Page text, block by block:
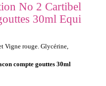
No 2 Cartibel
30ml Equi
Vigne rouge. Glycérine,
compte gouttes 30ml